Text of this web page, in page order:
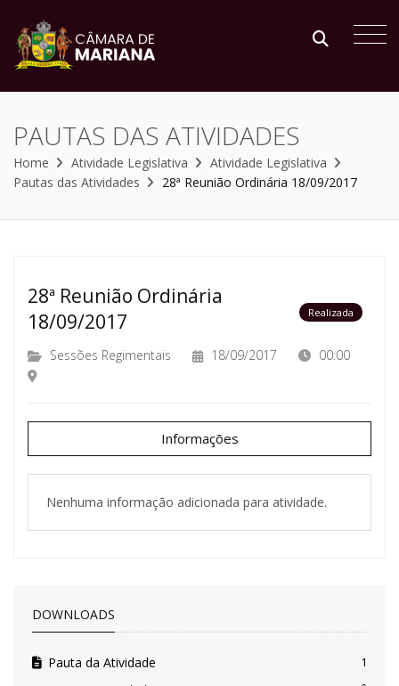
PAUTAS DAS ATIVIDADES
Home Atividade Legislativa
Atividade Legislativa
Pautas das Atividades
28ª Reunião Ordinária 18/09/2017
28ª Reunião Ordinária
18/09/2017
Realizada
Sessões Regimentais 18/09/2017 00:00
Informações
Nenhuma informação adicionada para atividade.
DOWNLOADS
Pauta da Atividade 1